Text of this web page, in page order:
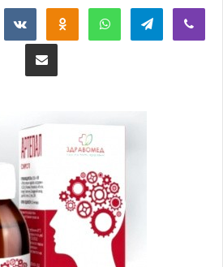
ВконтактеОдноклассники
WhatsAppTelegram
Поделиться через электронную почту